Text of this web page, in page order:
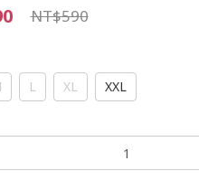
NT$590
L XL XXL